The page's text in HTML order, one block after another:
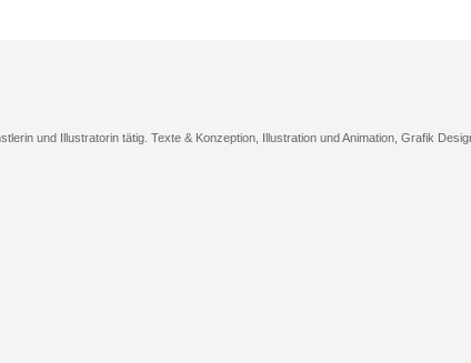
und Illustratorin tätig. Texte & Konzeption, Illustration und Animation, Grafik